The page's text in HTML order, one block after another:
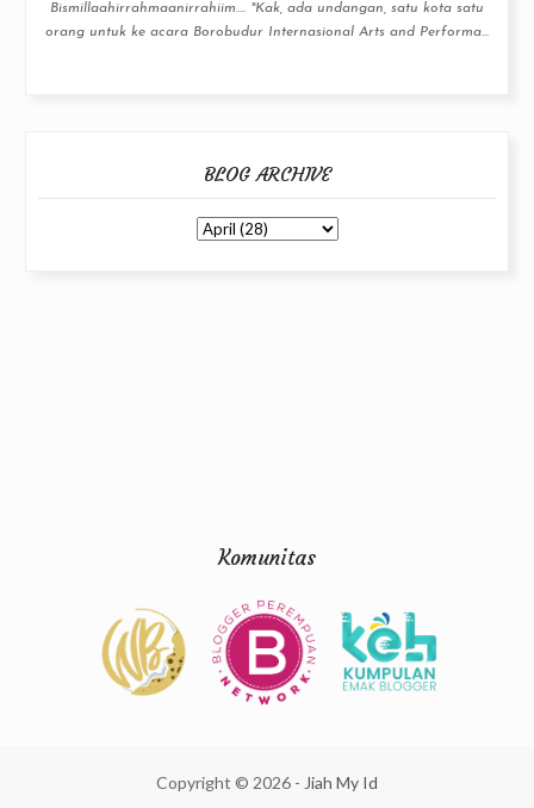
Bismillaahirrahmaanirrahiim.... "Kak, ada undangan, satu kota satu
orang untuk ke acara Borobudur Internasional Arts and Performa...
BLOG ARCHIVE
Komunitas
Copyright © 2026 - Jiah My Id